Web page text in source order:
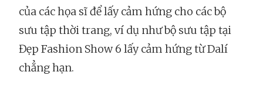
của các họa sĩ để lấy cảm hứng cho các bộ
sưu tập thời trang, ví dụ như bộ sưu tập tại
Đẹp Fashion Show 6 lấy cảm hứng từ Dalí
chẳng hạn.